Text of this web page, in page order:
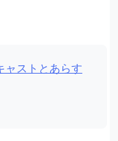
ャストとあらす